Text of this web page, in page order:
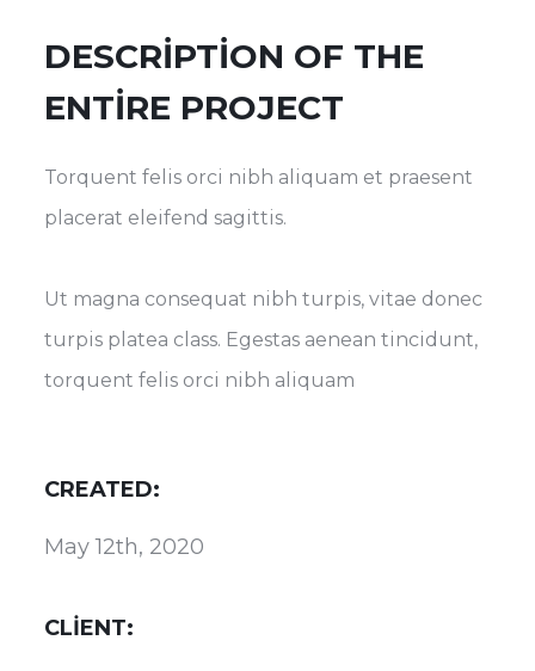
DESCRIPTION OF THE
ENTIRE PROJECT
Torquent felis orci nibh aliquam et praesent
placerat eleifend sagittis.
Ut magna consequat nibh turpis, vitae donec
turpis platea class. Egestas aenean tincidunt,
torquent felis orci nibh aliquam
CREATED:
May 12th, 2020
CLIENT: